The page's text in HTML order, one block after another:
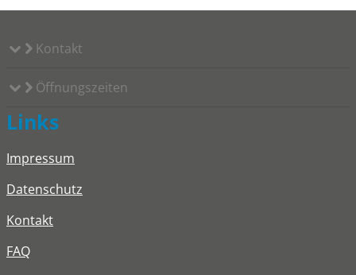
Kontakt
Öffnungszeiten
Links
Impressum
Datenschutz
Kontakt
FAQ